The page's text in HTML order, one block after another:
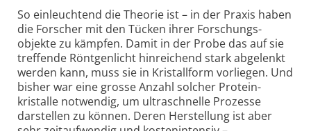
So ein­leuchtend die Theorie ist – in der Praxis haben
die Forscher mit den Tücken ihrer Forschungs­
objekte zu kämpfen. Damit in der Probe das auf sie
treffende Röntgenlicht hinreichend stark abgelenkt
werden kann, muss sie in Kristall­form vorliegen. Und
bisher war eine grosse Anzahl solcher Protein­
kristalle notwendig, um ultraschnelle Prozesse
darstellen zu können. Deren Herstel­lung ist aber